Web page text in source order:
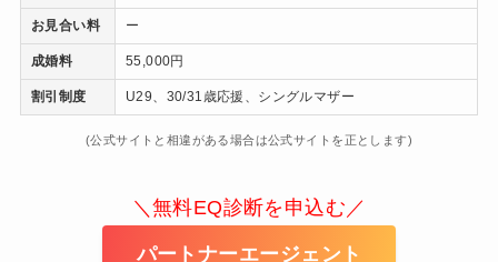
お見合い料 ー
成婚料 55,000円
割引制度 U29、30/31歳応援、シングルマザー
(公式サイトと相違がある場合は公式サイトを正とします)
＼無料EQ診断を申込む／
パートナーエージェント